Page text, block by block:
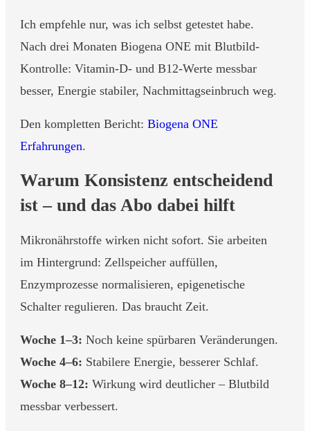
Ich empfehle nur, was ich selbst getestet habe.
Nach drei Monaten Biogena ONE mit Blutbild-
Kontrolle: Vitamin-D- und B12-Werte messbar
besser, Energie stabiler, Nachmittagseinbruch weg.
Den kompletten Bericht: Biogena ONE
Erfahrungen.
Warum Konsistenz entscheidend
ist – und das Abo dabei hilft
Mikronährstoffe wirken nicht sofort. Sie arbeiten
im Hintergrund: Zellspeicher auffüllen,
Enzymprozesse normalisieren, epigenetische
Schalter regulieren. Das braucht Zeit.
Woche 1–3: Noch keine spürbaren Veränderungen.
Woche 4–6: Stabilere Energie, besserer Schlaf.
Woche 8–12: Wirkung wird deutlicher – Blutbild
messbar verbessert.